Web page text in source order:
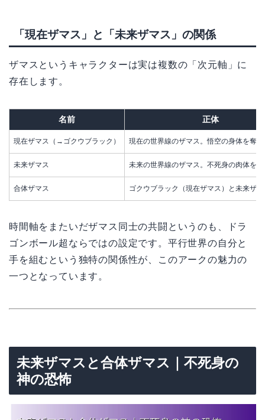
「現在ザマス」と「未来ザマス」の関係
ザマスというキャラクターは実は複数の「次元軸」に
存在します。
名前 正体
現在ザマス（→ゴクウブラック） 現在の世界線のザマス。悟空の身体を奪
未来ザマス 未来の世界線のザマス。不死身の肉体を
合体ザマス ゴクウブラック（現在ザマス）と未来ザ
時間軸をまたいだザマス同士の共闘というのも、ドラ
ゴンボール超ならではの設定です。平行世界の自分と
手を組むという独特の関係性が、このアークの魅力の
一つとなっています。
未来ザマスと合体ザマス｜不死身の
神の恐怖